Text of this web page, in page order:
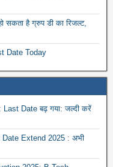
सकता है ग्रुप डी का रिजल्ट,
Date Today
Date बढ़ गया: जल्दी करें
Extend 2025 : अभी